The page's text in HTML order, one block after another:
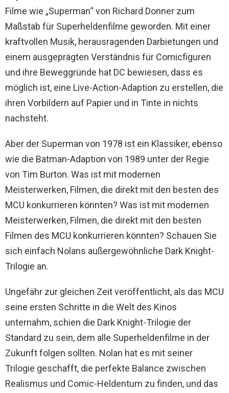
Filme wie „Superman“ von Richard Donner zum
Maßstab für Superheldenfilme geworden. Mit einer
kraftvollen Musik, herausragenden Darbietungen und
einem ausgeprägten Verständnis für Comicfiguren
und ihre Beweggründe hat DC bewiesen, dass es
möglich ist, eine Live-Action-Adaption zu erstellen, die
ihren Vorbildern auf Papier und in Tinte in nichts
nachsteht.
Aber der Superman von 1978 ist ein Klassiker, ebenso
wie die Batman-Adaption von 1989 unter der Regie
von Tim Burton. Was ist mit modernen
Meisterwerken, Filmen, die direkt mit den besten des
MCU konkurrieren könnten? Was ist mit modernen
Meisterwerken, Filmen, die direkt mit den besten
Filmen des MCU konkurrieren könnten? Schauen Sie
sich einfach Nolans außergewöhnliche Dark Knight-
Trilogie an.
Ungefähr zur gleichen Zeit veröffentlicht, als das MCU
seine ersten Schritte in die Welt des Kinos
unternahm, schien die Dark Knight-Trilogie der
Standard zu sein, dem alle Superheldenfilme in der
Zukunft folgen sollten. Nolan hat es mit seiner
Trilogie geschafft, die perfekte Balance zwischen
Realismus und Comic-Heldentum zu finden, und das